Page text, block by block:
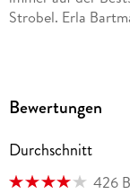
Strobel. Erla
Das cineastische
Schiffmann,
Bewertungen
Durchschnitt
426